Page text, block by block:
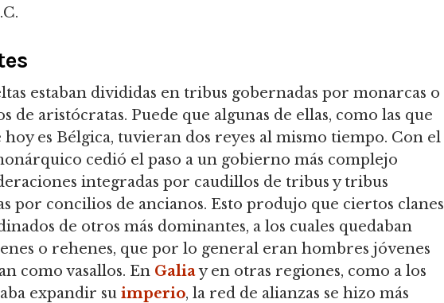
estaban divididas en tribus gobernadas por monarcas o
de aristócratas. Puede que algunas de ellas, como las que
es Bélgica, tuvieran dos reyes al mismo tiempo. Con el
cedió el paso a un gobierno más complejo
integradas por caudillos de tribus y tribus
por concilios de ancianos. Esto produjo que ciertos clanes
de otros más dominantes, a los cuales quedaban
o rehenes, que por lo general eran hombres jóvenes
como vasallos. En Galiay en otras regiones, como a los
expandir su imperio, la red de alianzas se hizo más